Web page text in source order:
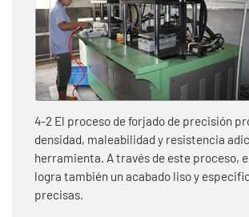
4-2 El proceso de forjado de precisión
densidad, maleabilidad y resistencia
herramienta. A través de este proceso,
logra también un acabado liso y
precisas.